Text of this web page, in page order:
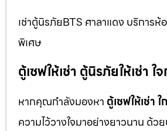
เช่าตู้นิรภัยBTS ศาลาแดง บริการ
พิเศษ
ตู้เซฟให้เช่า ตู้นิรภัยให้เช่า
หากคุณกำลังมองหา ตู้เซฟให้เช่า
ความไว้วางใจมาอย่างยาวนาน ด้